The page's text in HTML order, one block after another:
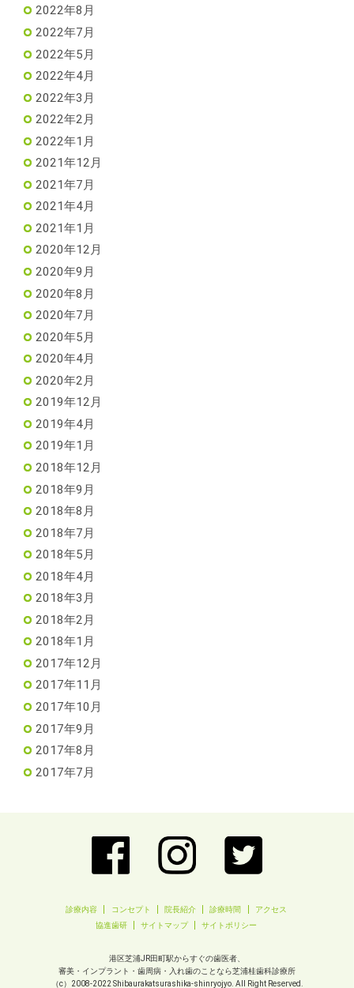
2022年8月
2022年7月
2022年5月
2022年4月
2022年3月
2022年2月
2022年1月
2021年12月
2021年7月
2021年4月
2021年1月
2020年12月
2020年9月
2020年8月
2020年7月
2020年5月
2020年4月
2020年2月
2019年12月
2019年4月
2019年1月
2018年12月
2018年9月
2018年8月
2018年7月
2018年5月
2018年4月
2018年3月
2018年2月
2018年1月
2017年12月
2017年11月
2017年10月
2017年9月
2017年8月
2017年7月
診療内容 コンセプト 院長紹介 診療時間
アクセス
協進歯研
サイトマップ サイトポリシー
港区芝浦JR田町駅からすぐの歯医者、
審美・インプラント・歯周病・入れ歯のことなら芝浦桂歯科診療所
（c）2008-2022 Shibaurakatsurashika-shinryojyo. All Right Reserved.